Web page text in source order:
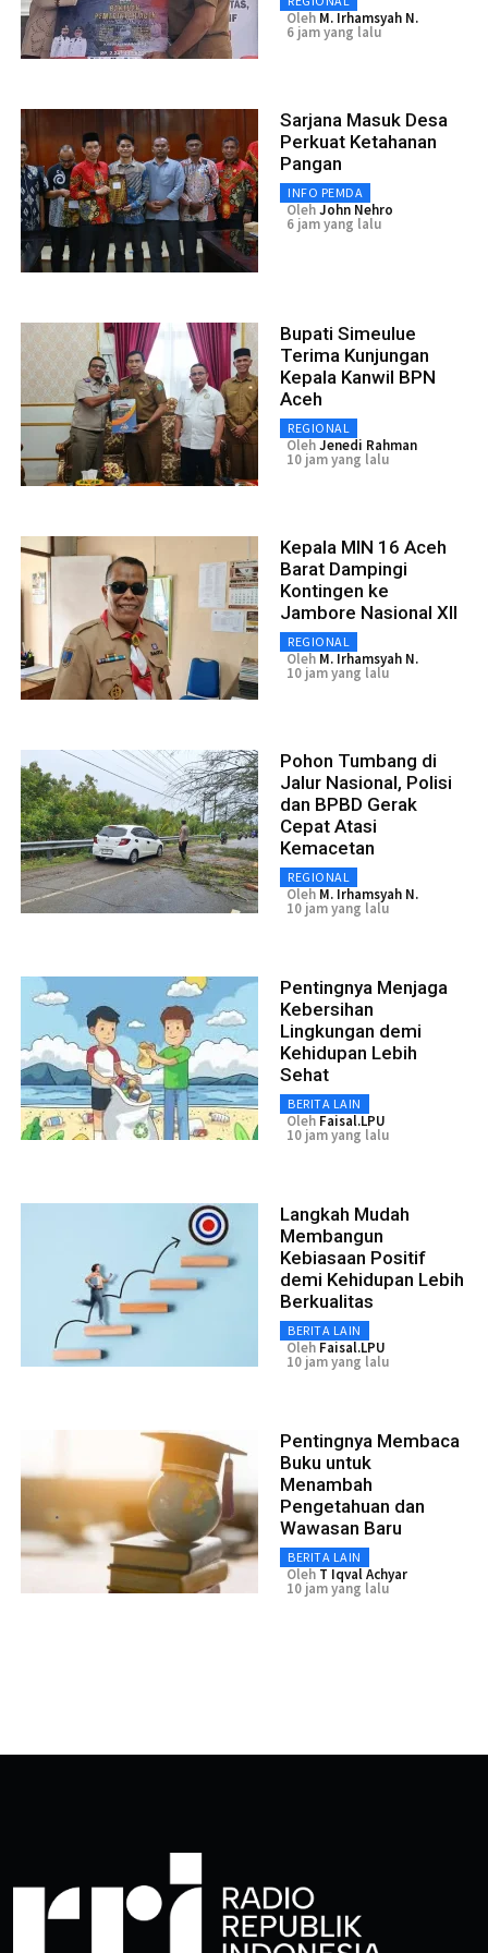
Oleh M. Irhamsyah N.
6 jam yang lalu
Sarjana Masuk Desa
Perkuat Ketahanan
Pangan
INFO PEMDA
OlehJohn Nehro
6 jam yang lalu
Bupati Simeulue
Terima Kunjungan
Kepala Kanwil BPN
Aceh
REGIONAL
OlehJenedi Rahman
10 jam yang lalu
Kepala MIN 16 Aceh
Barat Dampingi
Kontingen ke
Jambore Nasional XII
REGIONAL
Oleh M. Irhamsyah N.
10 jam yang lalu
Pohon Tumbang di
Jalur Nasional, Polisi
dan BPBD Gerak
Cepat Atasi
Kemacetan
REGIONAL
Oleh M. Irhamsyah N.
10 jam yang lalu
Pentingnya Menjaga
Kebersihan
Lingkungan demi
Kehidupan Lebih
Sehat
BERITA LAIN
Oleh Faisal.LPU
10 jam yang lalu
Langkah Mudah
Membangun
Kebiasaan Positif
demi Kehidupan Lebih
Berkualitas
BERITA LAIN
Oleh Faisal.LPU
10 jam yang lalu
Pentingnya Membaca
Buku untuk
Menambah
Pengetahuan dan
Wawasan Baru
BERITA LAIN
Oleh T Iqval Achyar
10 jam yang lalu